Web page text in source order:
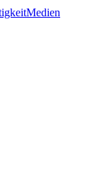
Medien